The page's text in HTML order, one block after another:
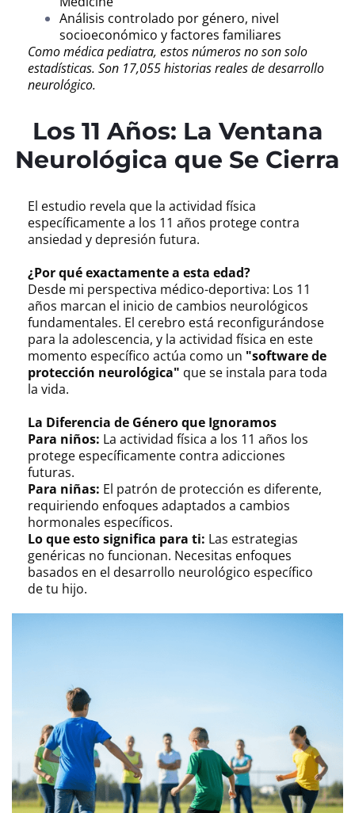
Análisis controlado por género, nivel
socioeconómico y factores familiares
Como médica pediatra, estos números no son solo
estadísticas. Son 17,055 historias reales de desarrollo
neurológico.
Los 11 Años: La Ventana
Neurológica que Se Cierra
El estudio revela que la actividad física
específicamente a los 11 años protege contra
ansiedad y depresión futura.
¿Por qué exactamente a esta edad?
Desde mi perspectiva médico-deportiva: Los 11
años marcan el inicio de cambios neurológicos
fundamentales. El cerebro está reconfigurándose
para la adolescencia, y la actividad física en este
momento específico actúa como un "software de
protección neurológica" que se instala para toda
la vida.
La Diferencia de Género que Ignoramos
Para niños: La actividad física a los 11 años los
protege específicamente contra adicciones
futuras.
Para niñas: El patrón de protección es diferente,
requiriendo enfoques adaptados a cambios
hormonales específicos.
Lo que esto significa para ti: Las estrategias
genéricas no funcionan. Necesitas enfoques
basados en el desarrollo neurológico específico
de tu hijo.